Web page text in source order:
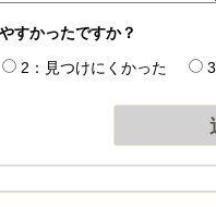
すかったですか？
2：見つけにくかった